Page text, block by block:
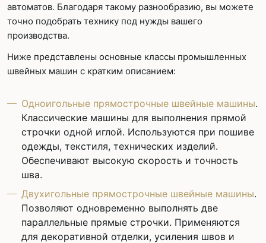
автоматов. Благодаря такому разнообразию, вы можете
точно подобрать технику под нужды вашего
производства.
Ниже представлены основные классы промышленных
швейных машин с кратким описанием:
Одноигольные прямострочные швейные машины.
Классические машины для выполнения прямой
строчки одной иглой. Используются при пошиве
одежды, текстиля, технических изделий.
Обеспечивают высокую скорость и точность
шва.
Двухигольные прямострочные швейные машины.
Позволяют одновременно выполнять две
параллельные прямые строчки. Применяются
для декоративной отделки, усиления швов и